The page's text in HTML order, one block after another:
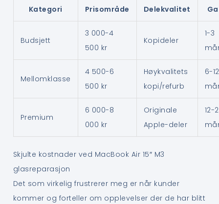
Kategori Prisområde Delekvalitet
Budsjett
3 000-4
500 kr
Kopideler
1-3
Mellomklasse
4 500-6
500 kr
Høykvalitets
kopi/refurb
6-12
Premium
6 000-8
000 kr
Originale
Apple-deler
12-
Skjulte kostnader ved MacBook Air 15″ M3
glasreparasjon
Det som virkelig frustrerer meg er når kunder
kommer og forteller om opplevelser der de har blitt